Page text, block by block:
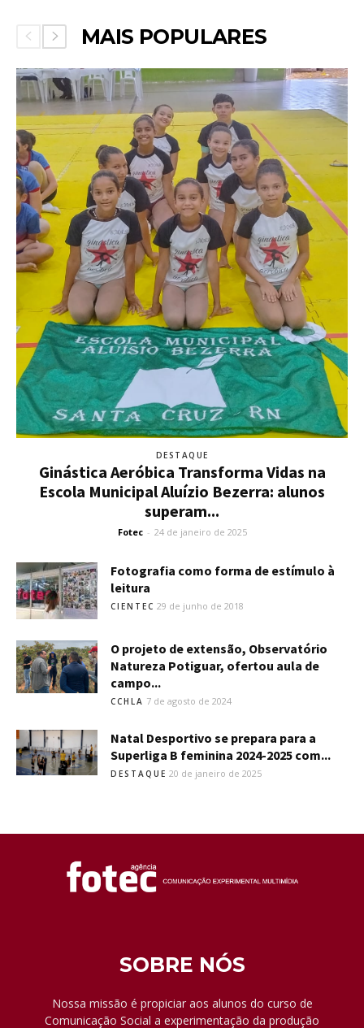
MAIS POPULARES
DESTAQUE
Ginástica Aeróbica Transforma Vidas na
Escola Municipal Aluízio Bezerra: alunos
superam...
Fotec - 24 de janeiro de 2025
Fotografia como forma de estímulo à
leitura
CIENTEC 29 de junho de 2018
O projeto de extensão, Observatório
Natureza Potiguar, ofertou aula de
campo...
CCHLA 7 de agosto de 2024
Natal Desportivo se prepara para a
Superliga B feminina 2024-2025 com...
DESTAQUE 20 de janeiro de 2025
SOBRE NÓS
Nossa missão é propiciar aos alunos do curso de
Comunicação Social a experimentação da produção